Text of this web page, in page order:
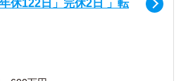
休122日」完休2日 」転